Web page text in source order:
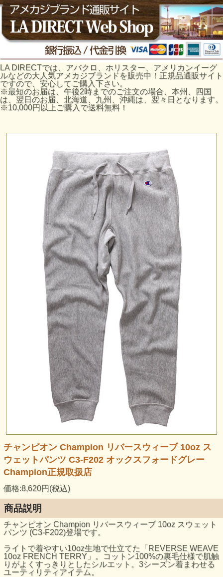
LA DIRECTでは、アバクロ、ホリスター、アメリカンイーグ
ルなどの大人気アメカジブランドを販売中！正規品通販サイト
ですので、安心してご購入下さい。
※最短のお届は、午後2時までのご注文の場合、本州、四国
は、翌日のお届、北海道、九州、沖縄は、翌々日となります。
※10,000円以上ご購入で送料無料！
チャンピオン Champion リバースウィーブ 10oz ス
ウェットパンツ C3-F202 オックスフォードグレー
Champion正規取扱店
価格:8,620円(税込)
商品説明
チャンピオン Champion リバースウィーブ 10oz スウェット
パンツ (C3-F202)登場です。
ライトで着やすい10oz生地で仕立てた「REVERSE WEAVE
10oz FRENCH TERRY」。コットン100%の裏毛仕様で肌触
りがよくすっきりとしたシルエット。3シーズン着まわせる
ユーティリティアイテム。